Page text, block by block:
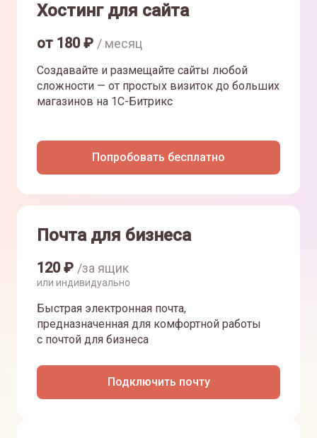
Хостинг для сайта
от 180₽ / месяц
Создавайте и размещайте сайты любой
сложности — от простых визиток до больших
магазинов на 1С-Битрикс
Попробовать бесплатно
Почта для бизнеса
120₽ /за ящик
или индивидуально
Быстрая электронная почта,
предназначенная для комфортной работы
с почтой для бизнеса
Подключить почту